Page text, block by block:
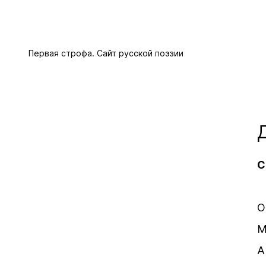
Первая строфа. Сайт русской поэзии
А